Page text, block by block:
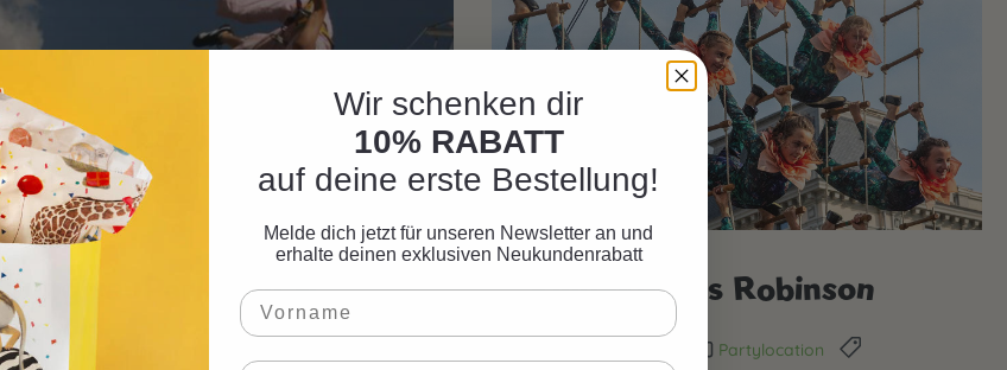
JungfrauPark Fun &
Shows
Kinderzirkus Robinson
Partylocation
Wir schenken dir
10% RABATT
auf deine erste Bestellung!
Melde dich jetzt für unseren Newsletter an und
erhalte deinen exklusiven Neukundenrabatt